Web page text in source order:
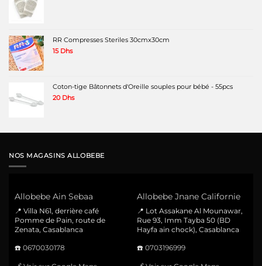
RR Compresses Steriles 30cmx30cm
15 Dhs
Coton-tige Bâtonnets d'Oreille souples pour bébé - 55pcs
20 Dhs
NOS MAGASINS ALLOBEBE
Allobebe Ain Sebaa
📍 Villa N61, derrière café
Pomme de Pain, route de
Zenata, Casablanca
☎️ 0670030178
Allobebe Jnane Californie
📍 Lot Assakane Al Mounawar,
Rue 93, Imm Tayba 50 (BD
Hayfa ain chock), Casablanca
☎️ 0703196999